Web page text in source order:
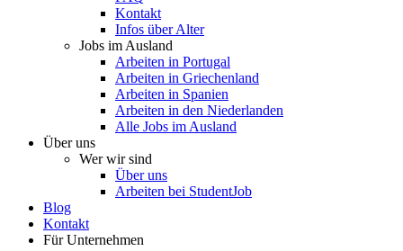
Kontakt
Infos über Alter
Jobs im Ausland
Arbeiten in Portugal
Arbeiten in Griechenland
Arbeiten in Spanien
Arbeiten in den Niederlanden
Alle Jobs im Ausland
Über uns
Wer wir sind
Über uns
Arbeiten bei StudentJob
Blog
Kontakt
Für Unternehmen